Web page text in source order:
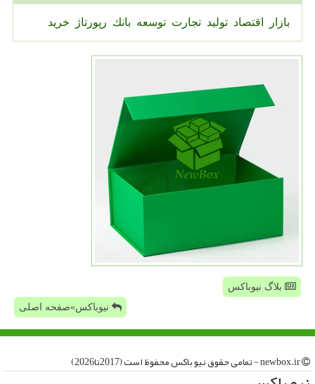
بازار اقتصاد تولید تجارت توسعه بانك رپورتاژ خرید
بلاگ نیوباکس
نیوباکس»صفحه اصلی